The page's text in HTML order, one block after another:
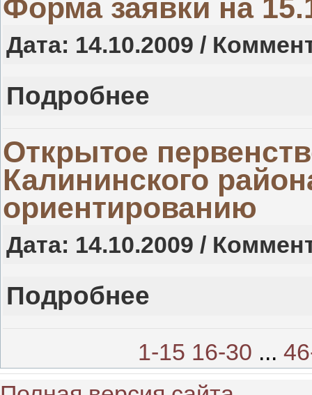
Форма заявки на
Дата: 14.10.2009 /
Подробнее
Открытое
Калининского
ориентированию
Дата: 14.10.2009 /
Подробнее
1-15 16-30 ...